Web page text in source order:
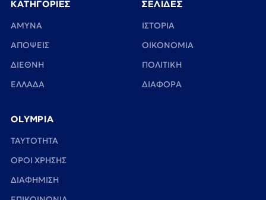
ΚΑΤΗΓΟΡΙΕΣ
ΑΜΥΝΑ
ΑΠΟΨΕΙΣ
ΔΙΕΘΝΗ
ΕΛΛΑΔΑ
ΣΕΛΙΔΕΣ
ΙΣΤΟΡΙΑ
ΟΙΚΟΝΟΜΙΑ
ΠΟΛΙΤΙΚΗ
ΔΙΑΦΟΡΑ
OLYMPIA
TAYTOTHTA
ΟΡΟΙ ΧΡΗΣΗΣ
ΔΙΑΦΗΜΙΣΗ